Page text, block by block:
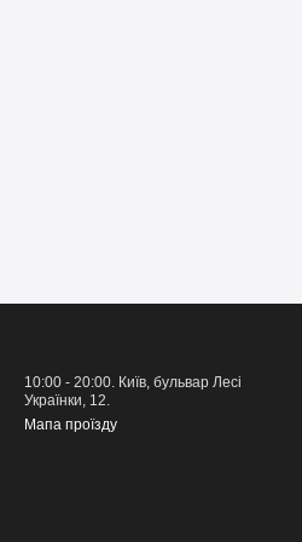
10:00 - 20:00. Київ, бульвар Лесі
Українки, 12.
Мапа проїзду